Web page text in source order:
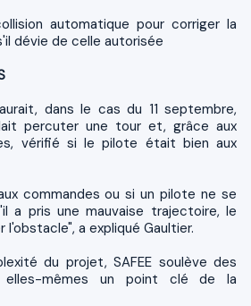
automatique pour corriger la
dévie de celle autorisée
dans le cas du 11 septembre,
percuter une tour et, grâce aux
vérifié si le pilote était bien aux
commandes ou si un pilote ne se
a pris une mauvaise trajectoire, le
l'obstacle", a expliqué Gaultier.
du projet, SAFEE soulève des
elles-mêmes un point clé de la